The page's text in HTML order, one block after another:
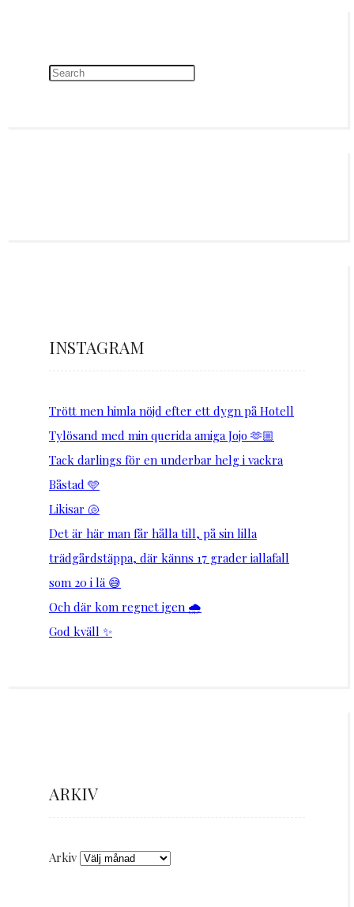
INSTAGRAM
Trött men himla nöjd efter ett dygn på Hotell
Tylösand med min querida amiga Jojo 🫶🏼
Tack darlings för en underbar helg i vackra
Båstad 🩵
Likisar 🐚
Det är här man får hålla till, på sin lilla
trädgårdstäppa, där känns 17 grader iallafall
som 20 i lä 😅
Och där kom regnet igen 🌧️
God kväll ✨
ARKIV
Arkiv